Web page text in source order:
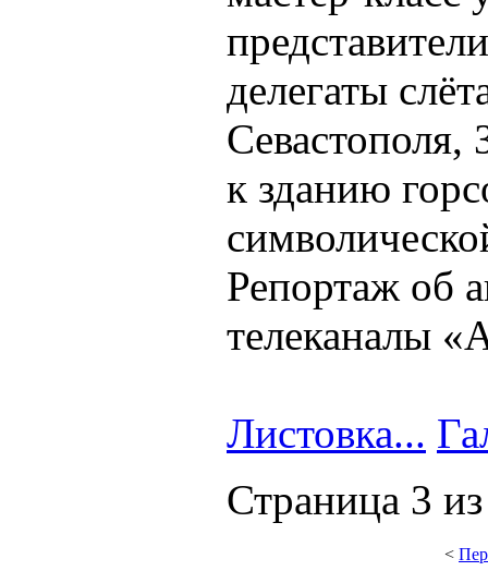
делегаты
к зданию
Репортаж об
телеканалы
Листовка...
Страница 3
<